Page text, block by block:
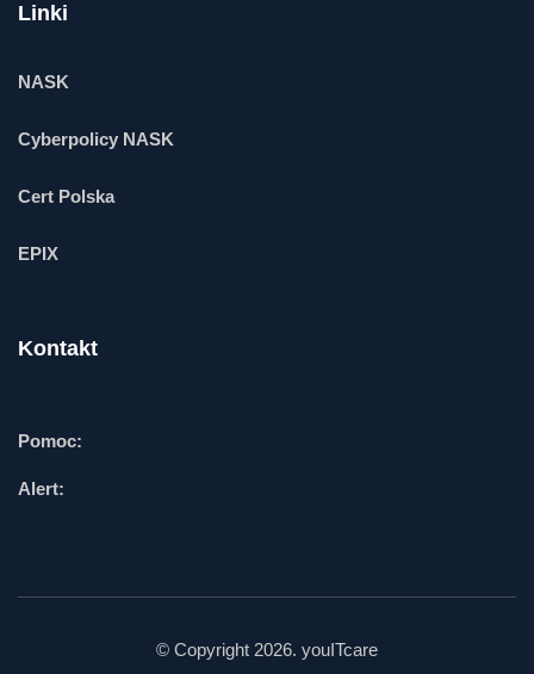
Linki
NASK
Cyberpolicy NASK
Cert Polska
EPIX
Kontakt
Pomoc:
Alert:
© Copyright 2026. youITcare